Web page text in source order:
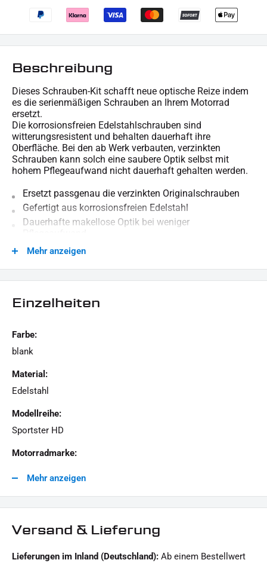
Beschreibung
Dieses Schrauben-Kit schafft neue optische Reize indem
es die serienmäßigen Schrauben an Ihrem Motorrad
ersetzt.
Die korrosionsfreien Edelstahlschrauben sind
witterungsresistent und behalten dauerhaft ihre
Oberfläche. Bei den ab Werk verbauten, verzinkten
Schrauben kann solch eine saubere Optik selbst mit
hohem Pflegeaufwand nicht dauerhaft gehalten werden.
Ersetzt passgenau die verzinkten Originalschrauben
Gefertigt aus korrosionsfreien Edelstahl
Dauerhafte makellose Optik bei weniger
Für technische Auskünfte stehen wir gern zur Verfügung.
LIEFERUMFANG :
1x Schrauben-Kit "Derby Cover"
Dieses Angebot kann Beispielbilder enthalten, deren Inhalt über den Lieferumfang hinaus
Mehr anzeigen
Einzelheiten
Farbe:
blank
Material:
Edelstahl
Modellreihe:
Sportster HD
Motorradmarke:
Mehr anzeigen
Versand & Lieferung
Lieferungen im Inland (Deutschland): Ab einem Bestellwert